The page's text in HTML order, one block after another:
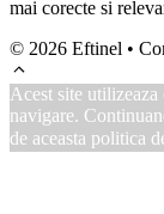
mai corecte si
© 2026 Eftinel •
Acest site
navigare.
de aceasta politica